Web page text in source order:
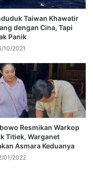
Taiwan Khawatir
dengan Cina, Tapi
Panik
10/2021
Resmikan Warkop
Titiek, Warganet
Asmara Keduanya
01/2022